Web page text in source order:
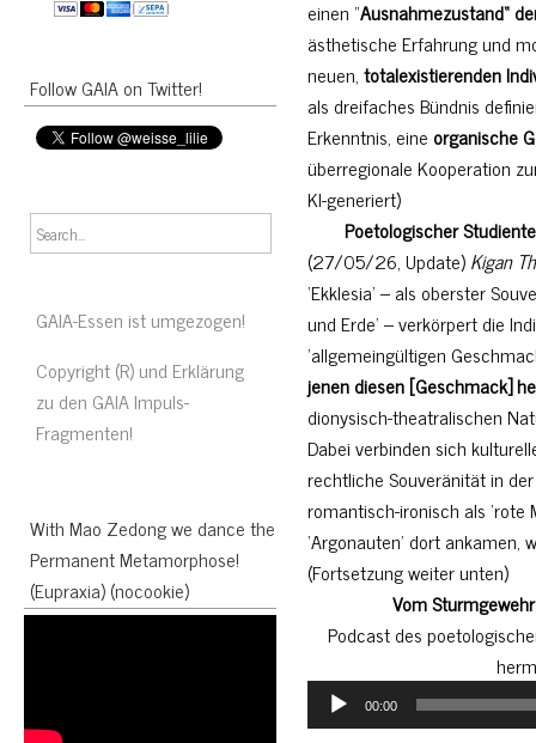
Follow GAIA on Twitter!
GAIA-Essen ist umgezogen!
Copyright (R) und Erklärung
zu den GAIA Impuls-
Fragmenten!
With Mao Zedong we dance the
Permanent Metamorphose!
(Eupraxia) (nocookie)
einen “Ausnahmezustand“
ästhetische Erfahrung und
neuen,totalexistierenden
als dreifaches Bündnis
Erkenntnis, eine organische
überregionale Kooperation
KI-generiert)
Poetologischer
(27/05/26, Update)Kigan
‘Ekklesia’ – als oberster
und Erde’ – verkörpert die
‘allgemeingültigen
jenen diesen [Geschmack]
dionysisch-theatralischen
Dabei verbinden sich
rechtliche Souveränität in
romantisch-ironisch als ‘rote
‘Argonauten’ dort ankamen,
(Fortsetzung weiter unten)
Vom
Podcast des
Audio
Player
00:00